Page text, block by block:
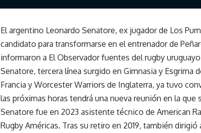
El argentino Leonardo Senatore, ex jugador de Los
candidato para transformarse en el entrenador de
informaron a El Observador fuentes del rugby
Senatore, tercera línea surgido en Gimnasia y Esgrima
Francia y Worcester Warriors de Inglaterra, ya tuvo
las próximas horas tendrá una nueva reunión en la que
Senatore fue en 2023 asistente técnico de American
Rugby Américas. Tras su retiro en 2019, también